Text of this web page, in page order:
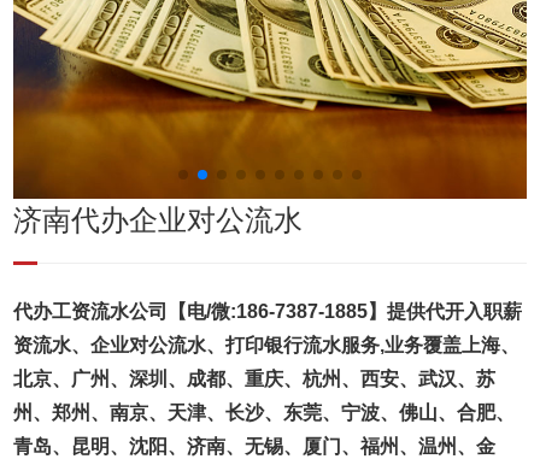
济南代办企业对公流水
代办工资流水公司【电/微:186-7387-1885】提供代开入职薪
资流水、企业对公流水、打印银行流水服务,业务覆盖上海、
北京、广州、深圳、成都、重庆、杭州、西安、武汉、苏
州、郑州、南京、天津、长沙、东莞、宁波、佛山、合肥、
青岛、昆明、沈阳、济南、无锡、厦门、福州、温州、金